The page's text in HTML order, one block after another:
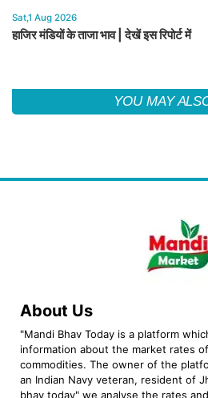
Sat,1 Aug 2026
हाजिर मंडियों के ताजा भाव | देखें इस रिपोर्ट में
YOU MAY
About Us
"Mandi Bhav Today is a platform
information about the market rates
commodities. The owner of the
an Indian Navy veteran, resident of
bhav today" we analyse the rates